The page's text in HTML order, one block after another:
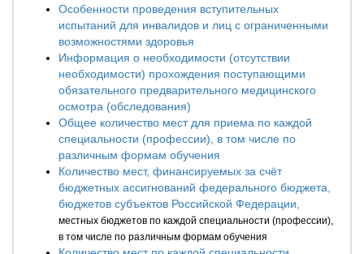
Особенности проведения вступительных
испытаний для инвалидов и лиц с ограниченными
возможностями здоровья
Информация о необходимости (отсутствии
необходимости) прохождения поступающими
обязательного предварительного медицинского
осмотра (обследования)
Общее количество мест для приема по каждой
специальности (профессии), в том числе по
различным формам обучения
Количество мест, финансируемых за счёт
бюджетных ассигнований федерального бюджета,
бюджетов субъектов Российской Федерации,
местных бюджетов по каждой специальности (профессии),
в том числе по различным формам обучения